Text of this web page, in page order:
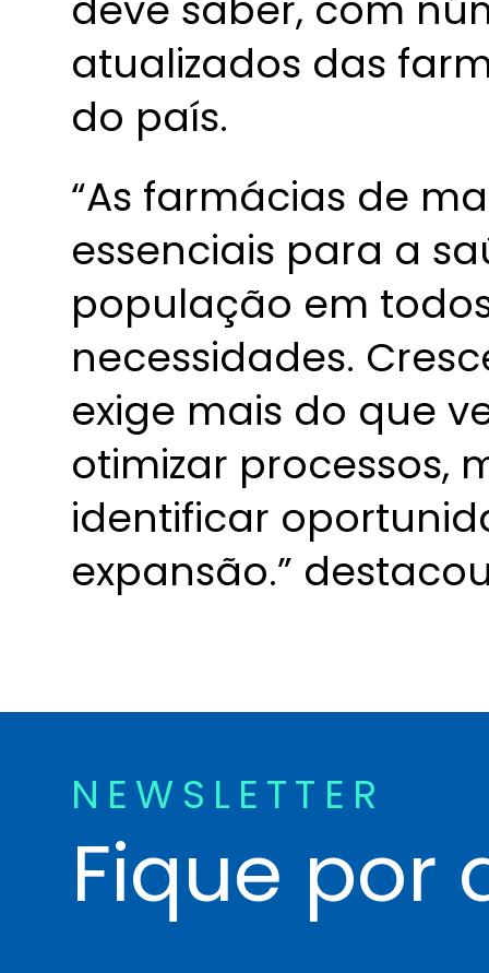
atualizados das
do país.
“As farmácias de
essenciais para a
população em
necessidades.
exige mais do que
otimizar processos,
identificar
expansão.”
NEWSLETTER
Fique por